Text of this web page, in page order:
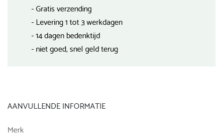
- Gratis verzending
- Levering 1 tot 3 werkdagen
- 14 dagen bedenktijd
- niet goed, snel geld terug
AANVULLENDE INFORMATIE
Merk